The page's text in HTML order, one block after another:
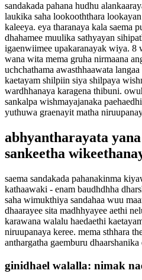
sandakada pahana hudhu
laukika saha lookooththara
kaleeya. eya tharanaya kala saema
dhahamee muulika sathyayan
igaenwiimee upakaranayak wiya. 8
wana wita mema gruha nirmaana
uchchathama awasthhaawata
kaetayam shilpiin siya shilpaya
wardhhanaya karagena thibuni.
sankalpa wishmayajanaka
yuthuwa graenayit matha
abhyantharayata
sankeetha
saema sandakada pahanakinma
kathaawaki - enam baudhdhha
saha wimukthiya sandahaa wuu
dhaarayee sita madhhyayee aethi
karawana walalu haedaethi
niruupanaya keree. mema sthhara
anthargatha gaemburu
ginidhael walalla: nimak